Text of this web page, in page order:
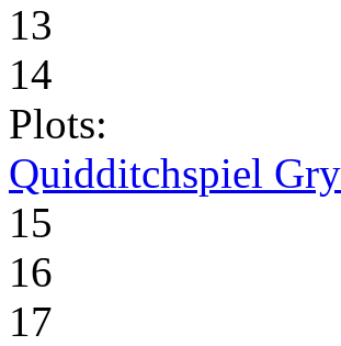
13
14
Plots:
Quidditchspiel
15
16
17